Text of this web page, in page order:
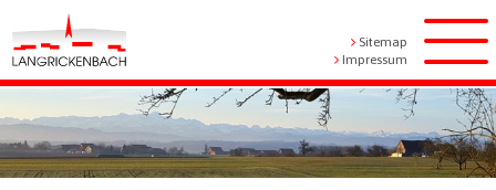
Navigieren in Langrickenbach
Schnellnavigation
Metanavigation
Sitemap
Impressum